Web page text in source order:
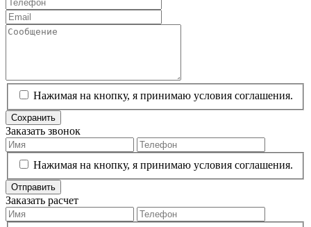
Нажимая на кнопку, я принимаю условия соглашения.
Сохранить
Заказать звонок
Нажимая на кнопку, я принимаю условия соглашения.
Отправить
Заказать расчет